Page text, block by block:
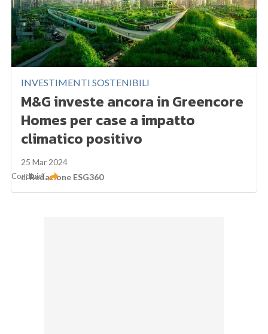
INVESTIMENTI SOSTENIBILI
M&G investe ancora in Greencore
Homes per case a impatto
climatico positivo
25 Mar 2024
diRedazione ESG360
Condividi